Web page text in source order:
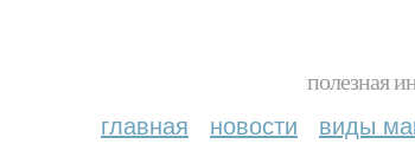
полезная
главная новости виды